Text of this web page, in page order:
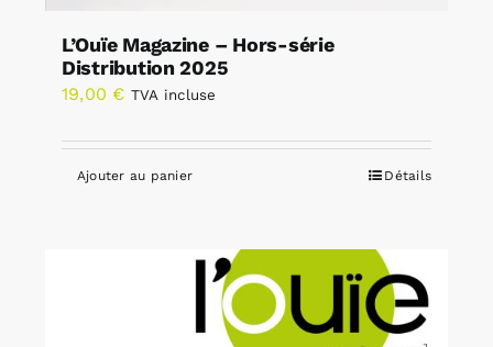
L’Ouïe Magazine – Hors-série
Distribution 2025
19,00 € TVA incluse
Ajouter au panier Détails